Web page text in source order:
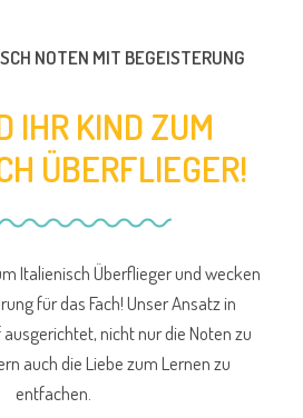
NOTEN MIT BEGEISTERUNG
IHR KIND ZUM
ÜBERFLIEGER!
Italienisch Überflieger und wecken
für das Fach! Unser Ansatz in
nicht nur die Noten zu
auch die Liebe zum Lernen zu
entfachen.